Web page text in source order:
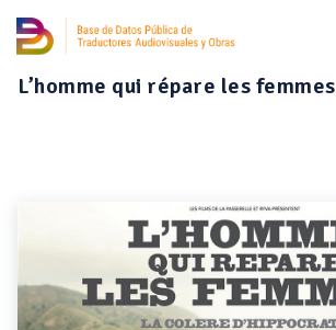
L’homme qui répare les femmes